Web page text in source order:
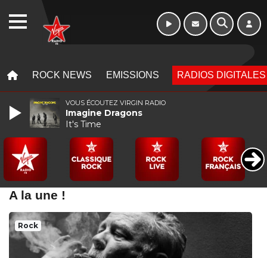
ROCK NEWS EMISSIONS RADIOS DIGITALES
A la une !
Rock
VOUS ÉCOUTEZ VIRGIN RADIO
Imagine Dragons
It's Time
WEBRADIO